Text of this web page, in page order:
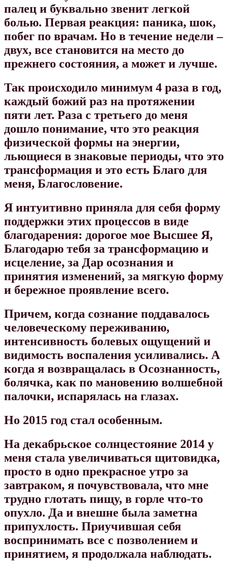
палец и буквально звенит легкой
болью. Первая реакция: паника, шок,
побег по врачам. Но в течение недели –
двух, все становится на место до
прежнего состояния, а может и лучше.
Так происходило минимум 4 раза в год,
каждый божий раз на протяжении
пяти лет. Раза с третьего до меня
дошло понимание, что это реакция
физической формы на энергии,
льющиеся в знаковые периоды, что это
трансформация и это есть Благо для
меня, Благословение.
Я интуитивно приняла для себя форму
поддержки этих процессов в виде
благодарения: дорогое мое Высшее Я,
Благодарю тебя за трансформацию и
исцеление, за Дар осознания и
принятия изменений, за мягкую форму
и бережное проявление всего.
Причем, когда сознание поддавалось
человеческому переживанию,
интенсивность болевых ощущений и
видимость воспаления усиливались. А
когда я возвращалась в Осознанность,
болячка, как по мановению волшебной
палочки, испарялась на глазах.
Но 2015 год стал особенным.
На декабрьское солнцестояние 2014 у
меня стала увеличиваться щитовидка,
просто в одно прекрасное утро за
завтраком, я почувствовала, что мне
трудно глотать пищу, в горле что-то
опухло. Да и внешне была заметна
припухлость. Приучившая себя
воспринимать все с позволением и
принятием, я продолжала наблюдать.